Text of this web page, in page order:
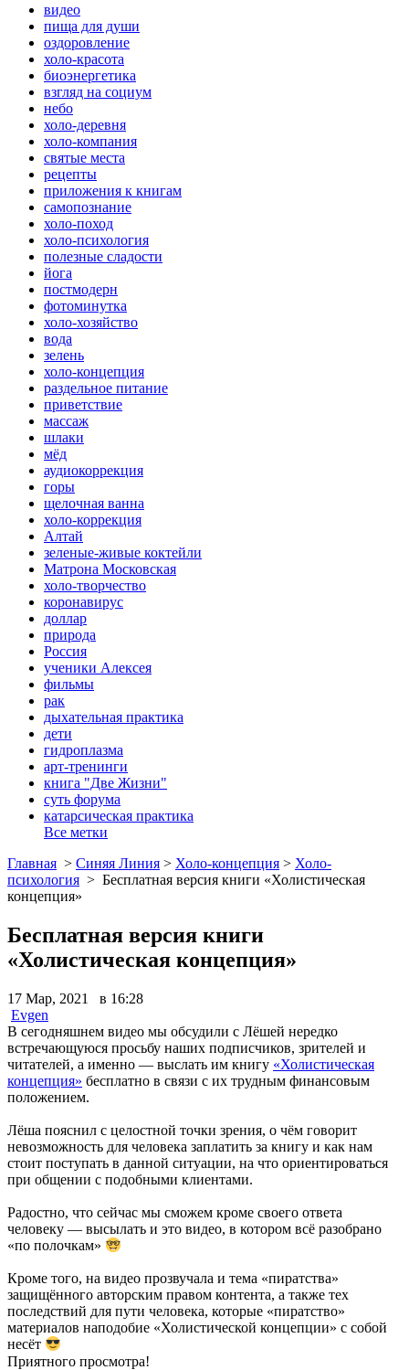
видео
пища для души
оздоровление
холо-красота
биоэнергетика
взгляд на социум
небо
холо-деревня
холо-компания
святые места
рецепты
приложения к книгам
самопознание
холо-поход
холо-психология
полезные сладости
йога
постмодерн
фотоминутка
холо-хозяйство
вода
зелень
холо-концепция
раздельное питание
приветствие
массаж
шлаки
мёд
аудиокоррекция
горы
щелочная ванна
холо-коррекция
Алтай
зеленые-живые коктейли
Матрона Московская
холо-творчество
коронавирус
доллар
природа
Россия
ученики Алексея
фильмы
рак
дыхательная практика
дети
гидроплазма
арт-тренинги
книга "Две Жизни"
суть форума
катарсическая практика
Все метки
Главная > Синяя Линия > Холо-концепция > Холо-
психология > Бесплатная версия книги «Холистическая
концепция»
Бесплатная версия книги
«Холистическая концепция»
17 Мар, 2021 в 16:28
Evgen
В сегодняшнем видео мы обсудили с Лёшей нередко
встречающуюся просьбу наших подписчиков, зрителей и
читателей, а именно — выслать им книгу «Холистическая
концепция» бесплатно в связи с их трудным финансовым
положением.
Лёша пояснил с целостной точки зрения, о чём говорит
невозможность для человека заплатить за книгу и как нам
стоит поступать в данной ситуации, на что ориентироваться
при общении с подобными клиентами.
Радостно, что сейчас мы сможем кроме своего ответа
человеку — высылать и это видео, в котором всё разобрано
«по полочкам»
Кроме того, на видео прозвучала и тема «пиратства»
защищённого авторским правом контента, а также тех
последствий для пути человека, которые «пиратство»
материалов наподобие «Холистической концепции» с собой
несёт
Приятного просмотра!